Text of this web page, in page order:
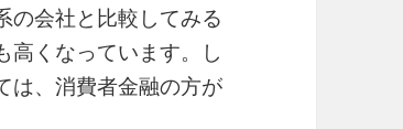
の会社と比較してみる
高くなっています。し
は、消費者金融の方が